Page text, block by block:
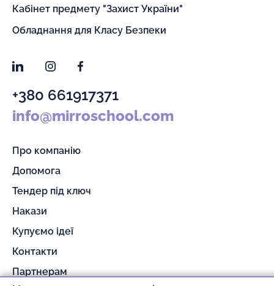
Кабінет предмету "Захист України"
Обладнання для Класу Безпеки
LinkedInInstagramFacebook
+380 661917371
info@mirroschool.com
Про компанію
Допомога
Тендер під ключ
Накази
Купуємо ідеї
Контакти
Партнерам